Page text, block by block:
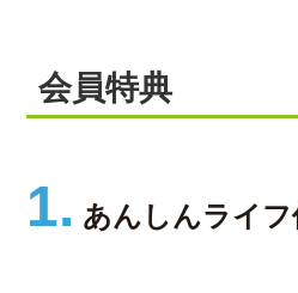
会員特典
1. あんしんライフ